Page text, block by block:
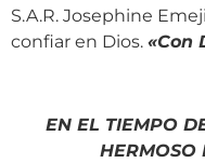
S.A.R. Josephine
confiar en Dios. «Con
EN EL TIEMPO
HERMOSO